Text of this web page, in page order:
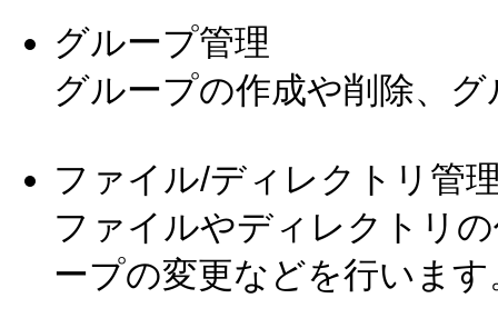
グループ管理
グループの作成や削除、
ファイル/ディレクトリ管
ファイルやディレクトリ
ープの変更などを行います